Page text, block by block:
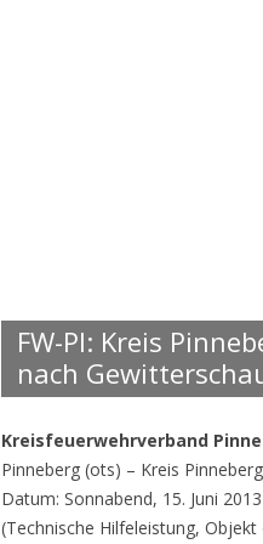
FW-PI: Kreis
nach
Kreisfeuerwehrverband
Pinneberg (ots) – Kreis
Datum: Sonnabend, 15. Juni
(Technische Hilfeleistung,